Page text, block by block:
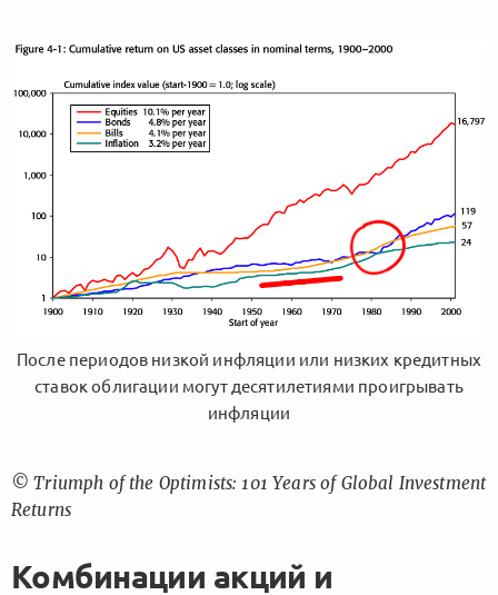
После периодов низкой инфляции или низких кредитных
ставок облигации могут десятилетиями проигрывать
инфляции
© Triumph of the Optimists: 101 Years of Global Investment
Returns
Комбинации акций и